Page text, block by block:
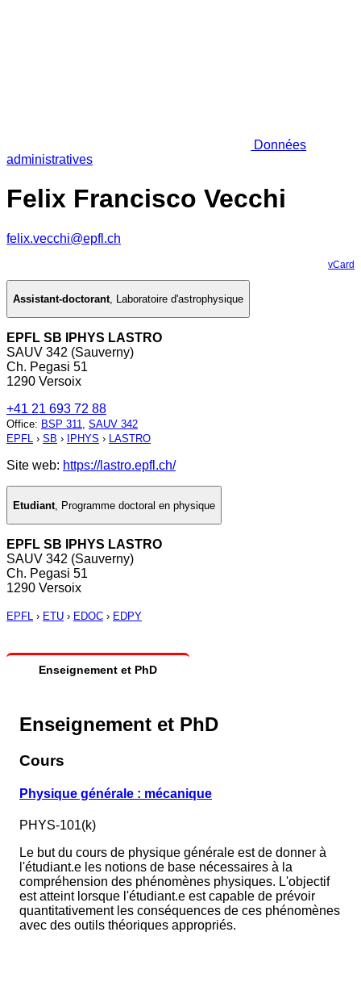
Données
administratives
Felix Francisco Vecchi
felix.vecchi@epfl.ch
vCard
Assistant-doctorant, Laboratoire d'astrophysique
EPFL SB IPHYS LASTRO
SAUV 342 (Sauverny)
Ch. Pegasi 51
1290 Versoix
+41 21 693 72 88
Office: BSP 311, SAUV 342
EPFL › SB › IPHYS › LASTRO
Site web: https://lastro.epfl.ch/
Etudiant Programme doctoral en physique
EPFL SB IPHYS LASTRO
SAUV 342 (Sauverny)
Ch. Pegasi 51
1290 Versoix
EPFL › ETU › EDOC › EDPY
Enseignement et PhD
Enseignement et PhD
Cours
Physique générale : mécanique
PHYS-101(k)
Le but du cours de physique générale est de donner à
l'étudiant.e les notions de base nécessaires à la
compréhension des phénomènes physiques. L'objectif
est atteint lorsque l'étudiant.e est capable de prévoir
quantitativement les conséquences de ces phénomènes
avec des outils théoriques appropriés.